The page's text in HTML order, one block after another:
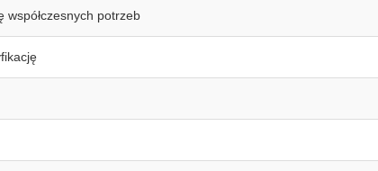
współczesnych potrzeb